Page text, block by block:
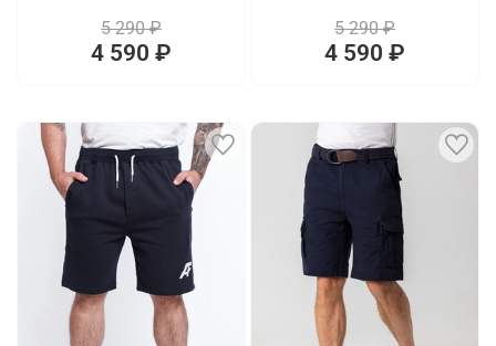
5 290 ₽
4 590 ₽
5 290 ₽
4 590 ₽